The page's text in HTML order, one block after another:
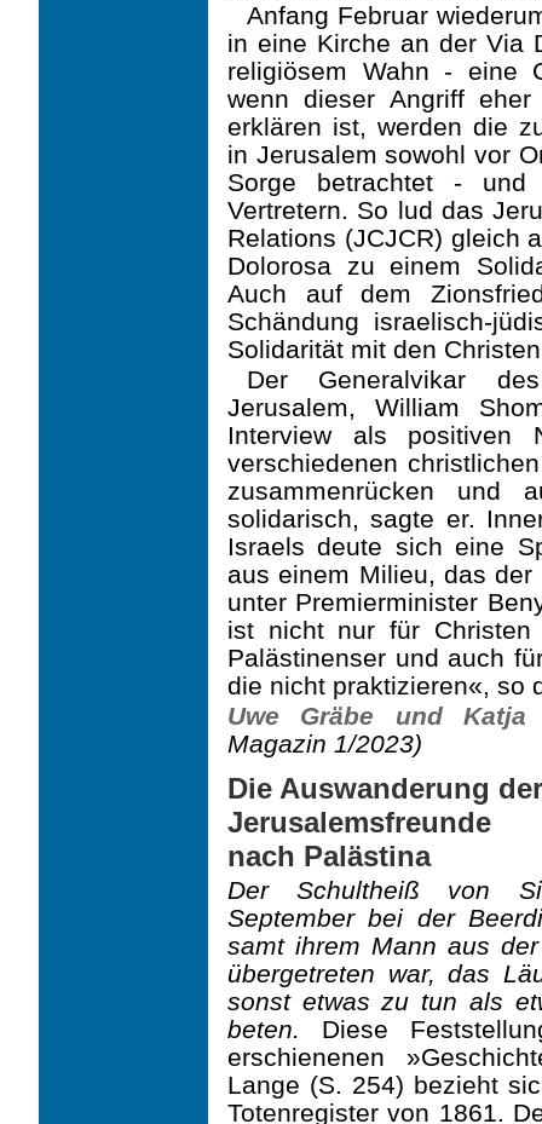
Anfang Februar
in eine Kirche an der Via
religiösem Wahn - eine
wenn dieser Angriff
erklären ist, werden die
in Jerusalem sowohl vor
Sorge betrachtet -
Vertretern. So lud das
Relations (JCJCR) gleich
Dolorosa zu einem
Auch auf dem
Schändung israelisch-
Solidarität mit den
Der Generalvikar
Jerusalem, William
Interview als positiven
verschiedenen
zusammenrücken und
solidarisch, sagte er.
Israels deute sich eine
aus einem Milieu, das
unter Premierminister
ist nicht nur für Christen
Palästinenser und auch
die nicht praktizieren«, so
Uwe Gräbe und Katja
Magazin 1/2023)
Die Auswanderung
Jerusalemsfreunde
nach Palästina
Der Schultheiß von
September bei der
samt ihrem Mann aus
übergetreten war, das
sonst etwas zu tun als
beten. Diese
erschienenen
Lange (S. 254) bezieht
Totenregister von 1861.